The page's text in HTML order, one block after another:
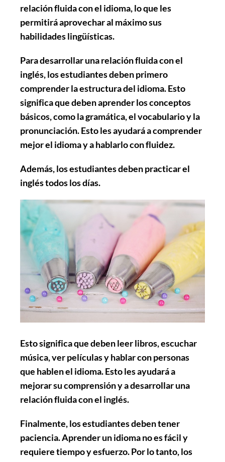
relación fluida con el idioma, lo que les
permitirá aprovechar al máximo sus
habilidades lingüísticas.
Para desarrollar una relación fluida con el
inglés, los estudiantes deben primero
comprender la estructura del idioma. Esto
significa que deben aprender los conceptos
básicos, como la gramática, el vocabulario y la
pronunciación. Esto les ayudará a comprender
mejor el idioma y a hablarlo con fluidez.
Además, los estudiantes deben practicar el
inglés todos los días.
Esto significa que deben leer libros, escuchar
música, ver películas y hablar con personas
que hablen el idioma. Esto les ayudará a
mejorar su comprensión y a desarrollar una
relación fluida con el inglés.
Finalmente, los estudiantes deben tener
paciencia. Aprender un idioma no es fácil y
requiere tiempo y esfuerzo. Por lo tanto, los